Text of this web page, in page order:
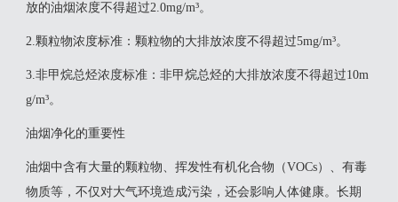
放的油烟浓度不得超过2.0mg/m³。
2‌.颗粒物浓度标准‌：颗粒物的大排放浓度不得超过5mg/m³。
‌3.非甲烷总烃浓度标准‌：非甲烷总烃的大排放浓度不得超过10m
g/m³。
油烟净化的重要性
油烟中含有大量的颗粒物、挥发性有机化合物（VOCs）、有毒
物质等，不仅对大气环境造成污染，还会影响人体健康。长期